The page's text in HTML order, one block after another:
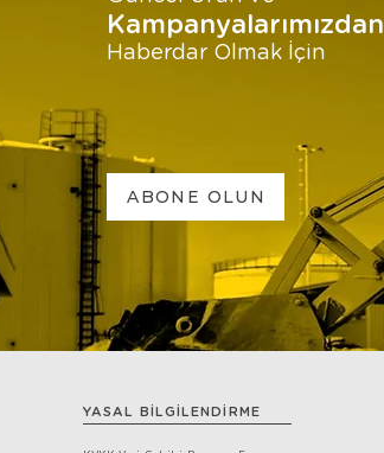
YASAL BİLGİLENDİRME
Kampanyalarımızdan
Haberdar Olmak İçin
ABONE OLUN